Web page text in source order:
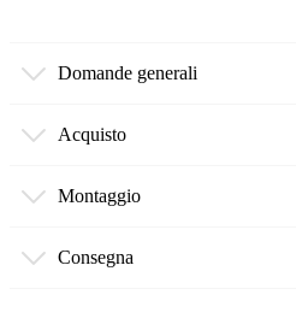
Domande generali
Acquisto
Montaggio
Consegna